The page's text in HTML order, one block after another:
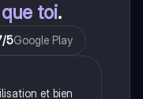
toi.
/5Google Play
et bien